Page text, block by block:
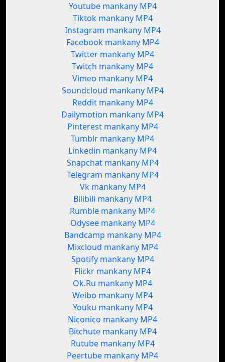
Youtube mankany MP4
Tiktok mankany MP4
Instagram mankany MP4
Facebook mankany MP4
Twitter mankany MP4
Twitch mankany MP4
Vimeo mankany MP4
Soundcloud mankany MP4
Reddit mankany MP4
Dailymotion mankany MP4
Pinterest mankany MP4
Tumblr mankany MP4
Linkedin mankany MP4
Snapchat mankany MP4
Telegram mankany MP4
Vk mankany MP4
Bilibili mankany MP4
Rumble mankany MP4
Odysee mankany MP4
Bandcamp mankany MP4
Mixcloud mankany MP4
Spotify mankany MP4
Flickr mankany MP4
Ok.Ru mankany MP4
Weibo mankany MP4
Youku mankany MP4
Niconico mankany MP4
Bitchute mankany MP4
Rutube mankany MP4
Peertube mankany MP4